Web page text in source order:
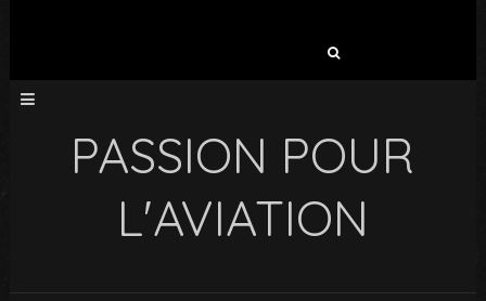
PASSION POUR
L'AVIATION